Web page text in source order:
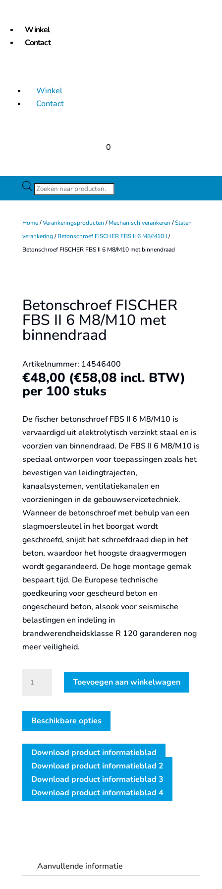
Winkel
Contact
Winkel
Contact
0
Producten
zoeken
Home/Verankeringsproducten /Mechanisch verankeren /Stalen
verankering/Betonschroef FISCHER FBS II 6 M8/M10 I/
Betonschroef FISCHER FBS II 6 M8/M10 met binnendraad
Betonschroef FISCHER
FBS II 6 M8/M10 met
binnendraad
Artikelnummer: 14546400
€48,00 (€58,08 incl. BTW)
per 100 stuks
De fischer betonschroef FBS II 6 M8/M10 is
vervaardigd uit elektrolytisch verzinkt staal en is
voorzien van binnendraad. De FBS II 6 M8/M10 is
speciaal ontworpen voor toepassingen zoals het
bevestigen van leidingtrajecten,
kanaalsystemen, ventilatiekanalen en
voorzieningen in de gebouwservicetechniek.
Wanneer de betonschroef met behulp van een
slagmoersleutel in het boorgat wordt
geschroefd, snijdt het schroefdraad diep in het
beton, waardoor het hoogste draagvermogen
wordt gegarandeerd. De hoge montage gemak
bespaart tijd. De Europese technische
goedkeuring voor gescheurd beton en
ongescheurd beton, alsook voor seismische
belastingen en indeling in
brandwerendheidsklasse R 120 garanderen nog
meer veiligheid.
Betonschroef
FISCHER
M8/M10
met
binnendraad
aantal
Toevoegen aan winkelwagen
Beschikbare opties
Download product informatieblad
Download product informatieblad 2
Download product informatieblad 3
Download product informatieblad 4
Aanvullende informatie